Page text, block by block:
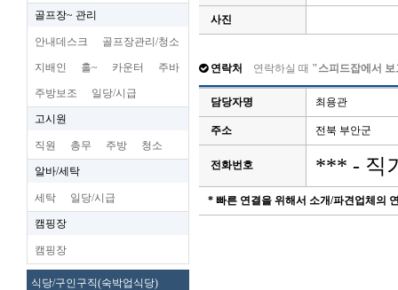
골프장~ 관리
안내데스크 골프장관리/청소
지배인 홀~ 카운터 주바
주방보조 일당/시급
고시원
직원 총무 주방 청소
알바/세탁
세탁 일당/시급
캠핑장
캠핑장
식당/구인구직(숙박업식당)
사진
연락처 연락하실 때 "스피드잡에서
담당자명 최용관
주소 전북 부안군
전화번호 *** - 직
* 빠른 연결을 위해서 소개/파견업체의